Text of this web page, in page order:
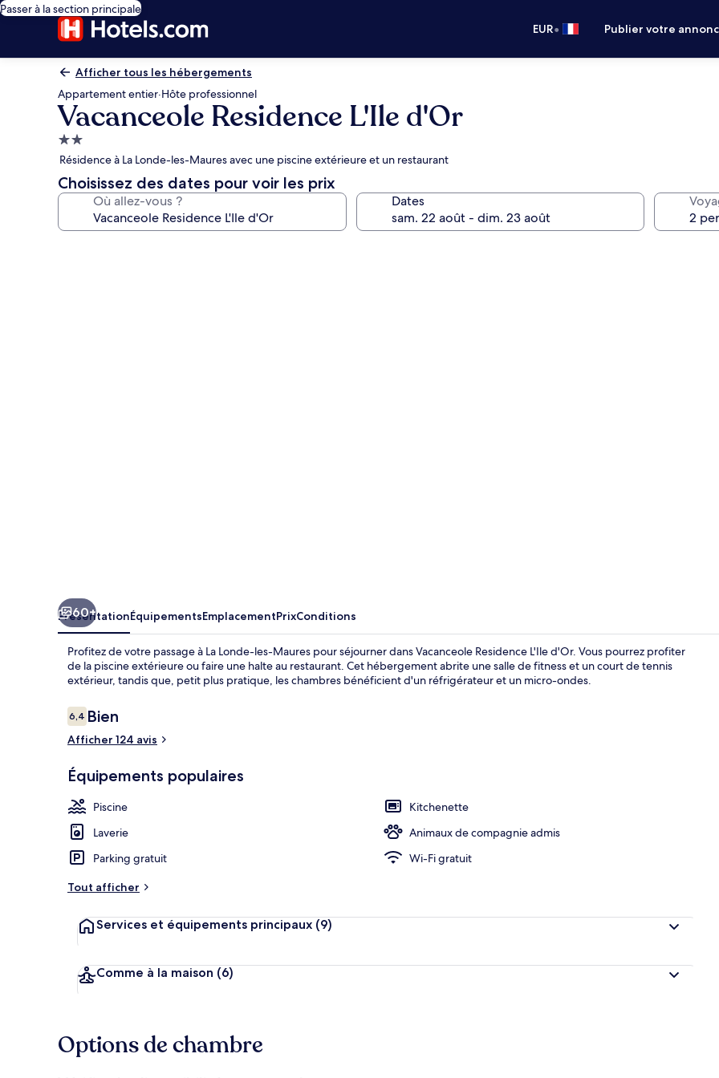
Passer à la section principale
EUR• Publier votre
Afficher tous les hébergements
Appartement entier·Hôte professionnel
Vacanceole Residence L'Ile d'Or
Hébergement
2.0 étoiles
Résidence à La Londe-les-Maures avec une piscine extérieure et un restaurant
Choisissez des dates pour voir les prix
Où allez-vous ? Dates
60+
PrésentationÉquipementsEmplacementPrixConditions
Profitez de votre passage à La Londe-les-Maures pour séjourner dans Vacanceole Residence L'Ile d'Or. Vous pourrez profiter
de la piscine extérieure ou faire une halte au restaurant. Cet hébergement abrite une salle de fitness et un court de tennis
extérieur, tandis que, petit plus pratique, les chambres bénéficient d'un réfrigérateur et un micro-ondes.
Avis
voyageurs
6,46,4 sur 10
Bien
Afficher 124 avis
Équipements populaires
Piscine
Kitchenette
Laverie
Animaux de compagnie admis
Parking gratuit
Wi-Fi gratuit
Tout afficher
Services et équipements principaux (9)
Comme à la maison (6)
Options de chambre